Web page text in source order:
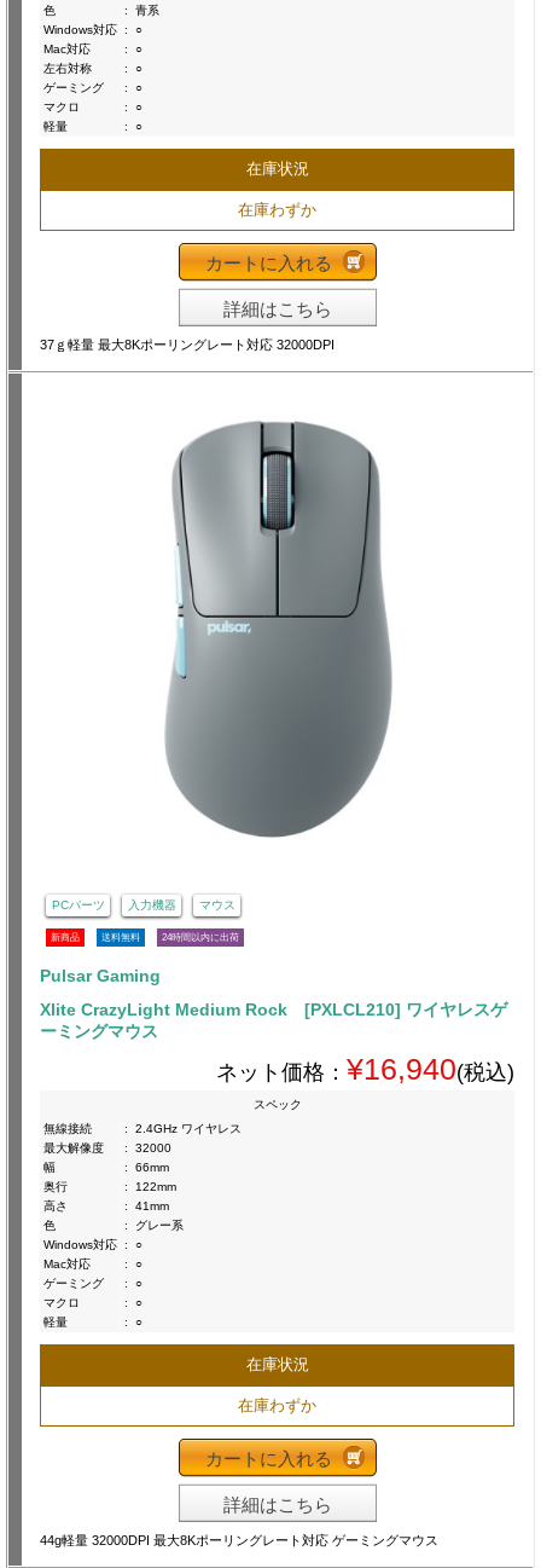
色
:
青系
Windows対応 :
○
Mac対応
:
○
左右対称
:
○
ゲーミング
:
○
マクロ
:
○
軽量
: ○
在庫状況
在庫わずか
カートに入れる
詳細はこちら
37ｇ軽量 最大8Kポーリングレート対応 32000DPI
PCパーツ 入力機器 マウス
新商品 送料無料 24時間以内に出荷
Pulsar Gaming
Xlite CrazyLight Medium Rock [PXLCL210] ワイヤレスゲ
ーミングマウス
ネット価格： ¥16,940(税込)
スペック
無線接続
:
2.4GHz ワイヤレス
最大解像度
:
32000
幅
:
66mm
奥行
:
122mm
高さ
:
41mm
色
:
グレー系
Windows対応 :
○
Mac対応
:
○
ゲーミング
:
○
マクロ
:
○
軽量
: ○
在庫状況
在庫わずか
カートに入れる
詳細はこちら
44g軽量 32000DPI 最大8Kポーリングレート対応 ゲーミングマウス